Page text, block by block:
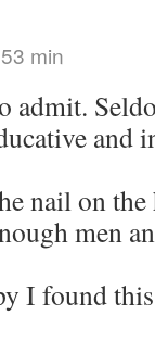
min
admit.
and
nail on the
men
I found